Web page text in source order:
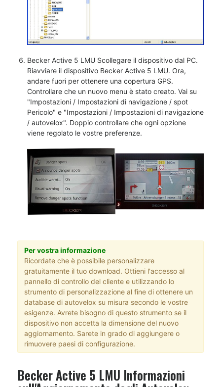
Becker Active 5 LMU Scollegare il dispositivo dal PC.
Riavviare il dispositivo Becker Active 5 LMU. Ora,
andare fuori per ottenere una copertura GPS.
Controllare che un nuovo menu è stato creato. Vai su
"Impostazioni / Impostazioni di navigazione / spot
Pericolo" e "Impostazioni / Impostazioni di navigazione
/ autovelox". Doppio controllare che ogni opzione
viene regolato le vostre preferenze.
Per vostra informazione
Ricordate che è possibile personalizzare
gratuitamente il tuo download. Ottieni l'accesso al
pannello di controllo del cliente e utilizzando lo
strumento di personalizzazione al fine di ottenere un
database di autovelox su misura secondo le vostre
esigenze. Avrete bisogno di questo strumento se il
dispositivo non accetta la dimensione del nuovo
aggiornamento. Sarete in grado di aggiungere o
rimuovere paesi di configurazione.
Becker Active 5 LMU Informazioni